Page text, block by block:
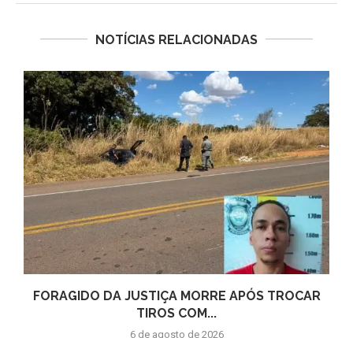
NOTÍCIAS RELACIONADAS
FORAGIDO DA JUSTIÇA MORRE APÓS TROCAR
TIROS COM...
6 de agosto de 2026